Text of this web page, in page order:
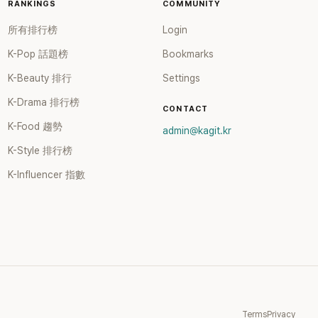
RANKINGS
所有排行榜
K-Pop 話題榜
K-Beauty 排行
K-Drama 排行榜
K-Food 趨勢
K-Style 排行榜
K-Influencer 指數
COMMUNITY
Login
Bookmarks
Settings
CONTACT
admin@kagit.kr
TermsPrivacy